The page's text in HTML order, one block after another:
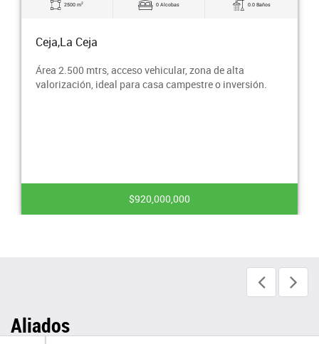
144.05 m 0 Alcobas 0.0 Baños
Ceja,La Ceja
Lote en Venta Área 144.05, estrato 4
$380,000,000
Aliados